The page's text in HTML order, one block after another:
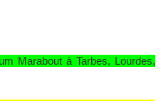
Marabout à Tarbes, Lourdes,